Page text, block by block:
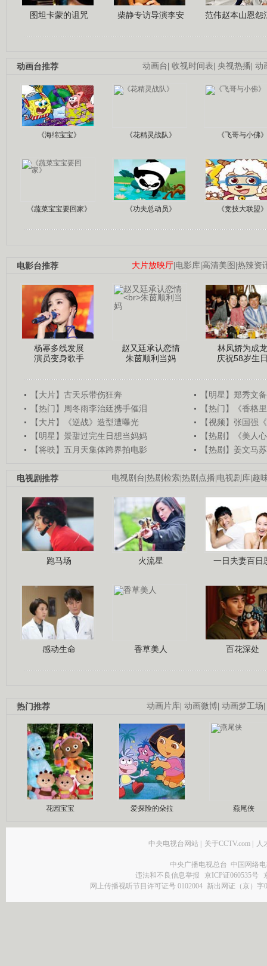
图坦卡蒙的诅咒 柴静专访导演李安 范伟赵本山恩怨
动画台| 收视时间表| 央视热播| 动
动画台推荐
《海绵宝宝》 《花精灵战队》 《飞哥与小佛》
《蔬菜宝宝要回家》 《功夫总动员》 《竞技大联盟》
大片放映厅|电影库|高清美图 |热辣资
电影台推荐
杨幂多线发展
演员变身歌手
赵又廷承认恋情
朱茵顺利当妈
林凤娇为成龙
庆祝58岁生
【大片】古天乐带伤狂奔
【明星】郑秀文
【热门】周冬雨李治廷携手催泪
【热门】《香格
【大片】《逆战》造型遭曝光
【视频】张国强
【明星】景甜过完生日想当妈妈
【热剧】《美人
【将映】五月天集体跨界拍电影
【热剧】姜文马
电视剧台|热剧检索|热剧点播|电视剧库|趣
电视剧推荐
跑马场 火流星 一日夫妻百日
感动生命 香草美人 百花深处
动画片库| 动画微博| 动画梦工场|
热门推荐
花园宝宝 爱探险的朵拉 燕尾侠
中央电视台网站 | 关于CCTV.com | 人
中央广播电视总台 中国网络
违法和不良信息举报
京ICP证060535号
网上传播视听节目许可证号 0102004 新出网证（京）